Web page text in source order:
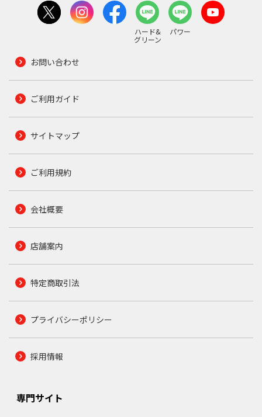
ハード&
グリーン
パワー
お問い合わせ
ご利用ガイド
サイトマップ
ご利用規約
会社概要
店舗案内
特定商取引法
プライバシーポリシー
採用情報
専門サイト